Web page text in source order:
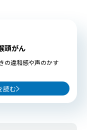
頭がん
の違和感や声のかす